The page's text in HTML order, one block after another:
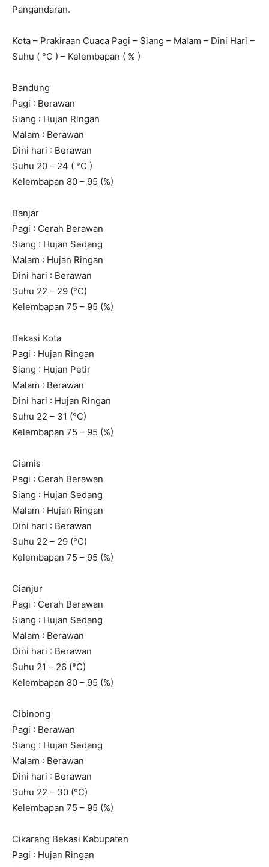
Pangandaran.
Kota – Prakiraan Cuaca Pagi – Siang – Malam – Dini Hari –
Suhu ( °C ) – Kelembapan ( % )
Bandung
Pagi : Berawan
Siang : Hujan Ringan
Malam : Berawan
Dini hari : Berawan
Suhu 20 – 24 ( °C )
Kelembapan 80 – 95 (%)
Banjar
Pagi : Cerah Berawan
Siang : Hujan Sedang
Malam : Hujan Ringan
Dini hari : Berawan
Suhu 22 – 29 (°C)
Kelembapan 75 – 95 (%)
Bekasi Kota
Pagi : Hujan Ringan
Siang : Hujan Petir
Malam : Berawan
Dini hari : Hujan Ringan
Suhu 22 – 31 (°C)
Kelembapan 75 – 95 (%)
Ciamis
Pagi : Cerah Berawan
Siang : Hujan Sedang
Malam : Hujan Ringan
Dini hari : Berawan
Suhu 22 – 29 (°C)
Kelembapan 75 – 95 (%)
Cianjur
Pagi : Cerah Berawan
Siang : Hujan Sedang
Malam : Berawan
Dini hari : Berawan
Suhu 21 – 26 (°C)
Kelembapan 80 – 95 (%)
Cibinong
Pagi : Berawan
Siang : Hujan Sedang
Malam : Berawan
Dini hari : Berawan
Suhu 22 – 30 (°C)
Kelembapan 75 – 95 (%)
Cikarang Bekasi Kabupaten
Pagi : Hujan Ringan